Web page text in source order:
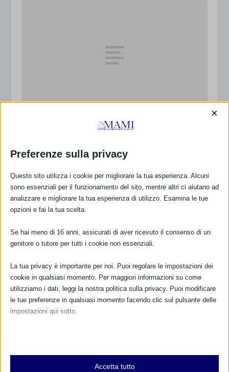
Sam 2019 a Piacenza
RISPONDI
Preferenze sulla privacy
×
Questo sito utilizza i cookie per migliorare la tua esperienza. Alcuni
sono essenziali per il funzionamento del sito, mentre altri ci aiutano ad
analizzare e migliorare la tua esperienza di utilizzo. Esamina le tue
opzioni e fai la tua scelta.
Se hai meno di 16 anni, assicurati di aver ricevuto il consenso di un
genitore o tutore per tutti i cookie non essenziali.
La tua privacy è importante per noi. Puoi regolare le impostazioni dei
cookie in qualsiasi momento. Per maggiori informazioni su come
utilizziamo i dati, leggi la nostra politica sulla privacy. Puoi modificare
le tue preferenze in qualsiasi momento facendo clic sul pulsante delle
impostazioni qui sotto.
Essenziali
I cookie e i servizi essenziali abilitano le funzioni di base e sono
Accetta tutto